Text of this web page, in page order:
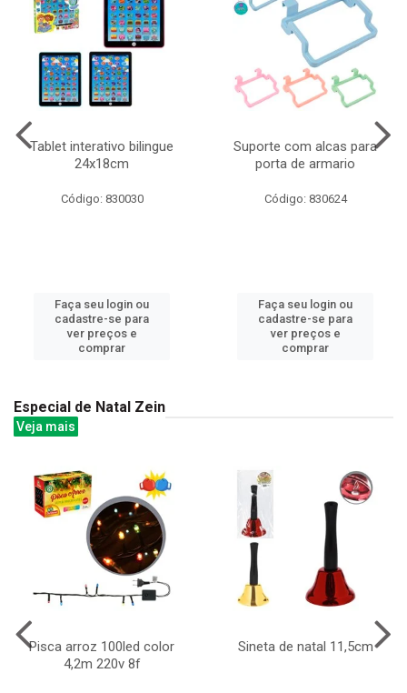
Tablet interativo bilingue
24x18cm
Código: 830030
Faça seu login ou
cadastre-se para
ver preços e
comprar
Suporte com alcas para
porta de armario
Código: 830624
Faça seu login ou
cadastre-se para
ver preços e
comprar
Especial de Natal Zein
Veja mais
Pisca arroz 100led color
4,2m 220v 8f
Sineta de natal 11,5cm